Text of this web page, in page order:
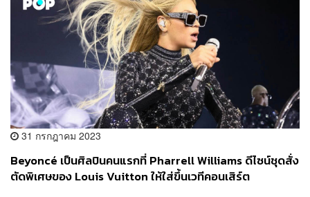
31 กรกฎาคม 2023
Beyoncé เป็นศิลปินคนแรกที่ Pharrell Williams ดีไซน์ชุดสั่ง
ตัดพิเศษของ Louis Vuitton ให้ใส่ขึ้นเวทีคอนเสิร์ต